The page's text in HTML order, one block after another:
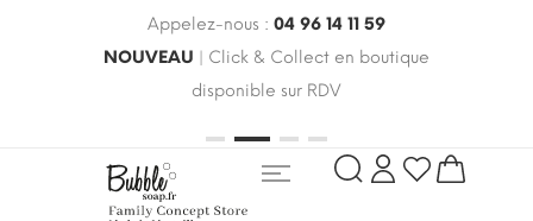
Appelez-nous : 04 96 14 11 59
NOUVEAU | Click & Collect en boutique
disponible sur RDV